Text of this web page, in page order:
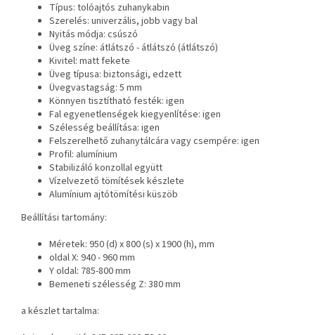
Típus: tolóajtós zuhanykabin
Szerelés: univerzális, jobb vagy bal
Nyitás módja: csúszó
Üveg színe: átlátszó - átlátszó (átlátszó)
Kivitel: matt fekete
Üveg típusa: biztonsági, edzett
Üvegvastagság: 5 mm
Könnyen tisztítható festék: igen
Fal egyenetlenségek kiegyenlítése: igen
Szélesség beállítása: igen
Felszerelhető zuhanytálcára vagy csempére: igen
Profil: alumínium
Stabilizáló konzollal együtt
Vízelvezető tömítések készlete
Alumínium ajtótömítési küszöb
Beállítási tartomány:
Méretek: 950 (d) x 800 (s) x 1900 (h), mm
oldal X: 940 - 960 mm
Y oldal: 785-800 mm
Bemeneti szélesség Z: 380 mm
a készlet tartalma: